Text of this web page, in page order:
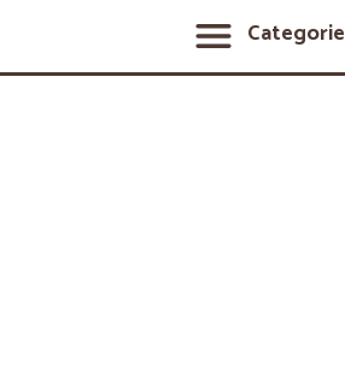
Categorie